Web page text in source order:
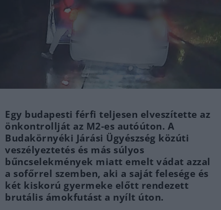
Egy budapesti férfi teljesen elveszítette az
önkontrollját az M2-es autóúton. A
Budakörnyéki Járási Ügyészség közúti
veszélyeztetés és más súlyos
bűncselekmények miatt emelt vádat azzal
a sofőrrel szemben, aki a saját felesége és
két kiskorú gyermeke előtt rendezett
brutális ámokfutást a nyílt úton.